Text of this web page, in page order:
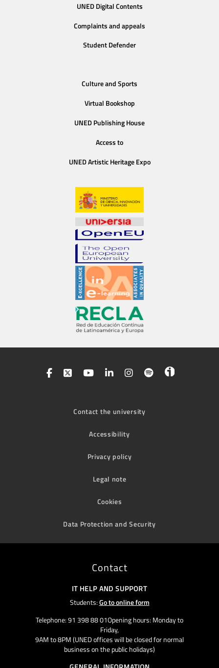
UNED Digital Contents
Complaints and appeals
Student Defender
Culture and Sports
Virtual Bookshop
UNED Publishing House
Access to
UNED Artistic Heritage Expo
Contact the university
Accessibility
Privacy policy
Legal note
Cookies
Data Protection and Security
Contact
IT HELP AND SUPPORT
Students:Go to online form
Telephone: 91 398 88 01Opening hours: Monday to
Friday,
9AM to 8PM (UNED offices will be closed for normal
business on the public holidays)